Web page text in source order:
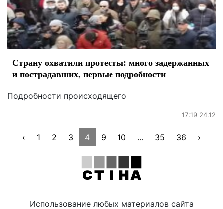
Страну охватили протесты: много задержанных
и пострадавших, первые подробности
Подробности происходящего
17:19 24.12
‹ 1 2 3 4 9 10 ... 35 36 ›
Использование любых материалов сайта